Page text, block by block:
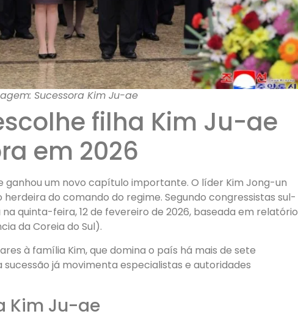
Sucessora Kim Ju-ae
filha Kim Ju-ae
em 2026
ganhou um novo capítulo importante. O líder Kim Jong-un
do comando do regime. Segundo congressistas sul-
quinta-feira, 12 de fevereiro de 2026, baseada em relatório
da Coreia do Sul).
à família Kim, que domina o país há mais de sete
já movimenta especialistas e autoridades
Kim Ju-ae